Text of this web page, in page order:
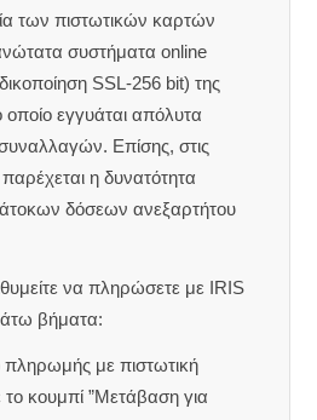
των πιστωτικών καρτών
συστήματα online
SSL-256 bit) της
εγγυάται απόλυτα
Επίσης, στις
η δυνατότητα
δόσεων ανεξαρτήτου
να πληρώσετε με IRIS
βήματα:
με πιστωτική
κουμπί ”Μετάβαση για